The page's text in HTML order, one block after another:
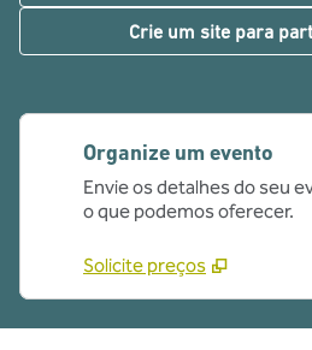
Crie um site para
Organize um evento
Envie os detalhes do seu
o que podemos oferecer.
Solicite preços